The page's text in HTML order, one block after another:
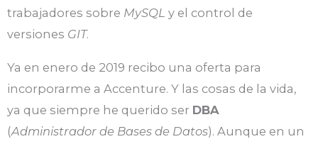
trabajadores sobre MySQL y el control de
versiones GIT.
Ya en enero de 2019 recibo una oferta para
incorporarme a Accenture. Y las cosas de la vida,
ya que siempre he querido ser DBA
(Administrador de Bases de Datos). Aunque en un